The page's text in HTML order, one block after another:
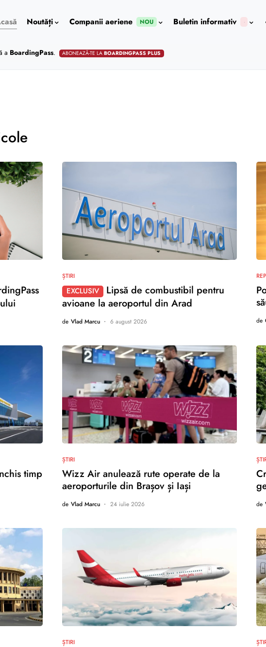
Noutăți Companii aeriene NOU Buletin informativ
a BoardingPass. ABONEAZĂ-TE LABOARDINGPASS PLUS
ȘTIRI
EXCLUSIV
Lipsă de combustibil pentru
avioane la aeroportul din Arad
de Vlad Marcu 6 august 2026 de
timp
ȘTIRI
Wizz Air anulează rute operate de la
aeroporturile din Brașov și Iași
de Vlad Marcu 24 iulie 2026 de
ȘTIRI